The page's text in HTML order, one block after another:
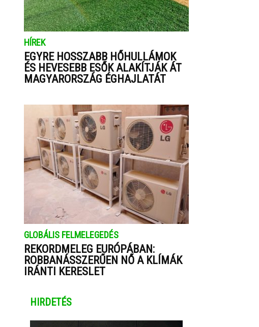
HÍREK
EGYRE HOSSZABB HŐHULLÁMOK
ÉS HEVESEBB ESŐK ALAKÍTJÁK ÁT
MAGYARORSZÁG ÉGHAJLATÁT
GLOBÁLIS FELMELEGEDÉS
REKORDMELEG EURÓPÁBAN:
ROBBANÁSSZERŰEN NŐ A KLÍMÁK
IRÁNTI KERESLET
HIRDETÉS